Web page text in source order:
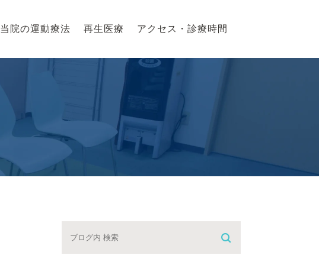
当院の運動療法 再生医療 アクセス・診療時間